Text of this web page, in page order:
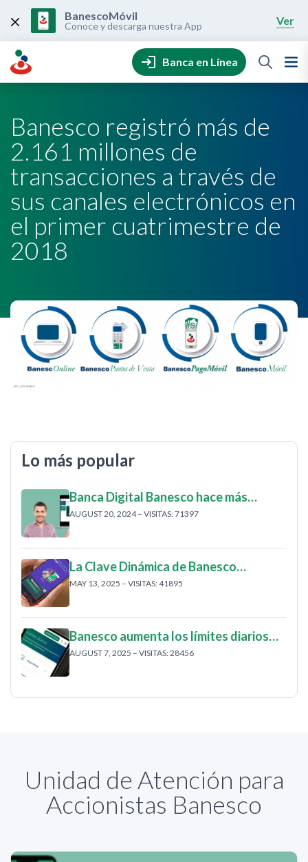
content
BanescoMóvil
Conoce y descarga nuestra App Ver
Banca en Línea
Banesco registró más de
2.161 millones de
transacciones a través de
sus canales electrónicos en
el primer cuatrimestre de
2018
Lo más popular
Banca Digital Banesco hace más…
AUGUST 20, 2024 – VISITAS: 71397
La Clave Dinámica de Banesco…
MAY 13, 2025 – VISITAS: 41895
Banesco aumenta los límites diarios…
AUGUST 7, 2025 – VISITAS: 28456
Unidad de Atención para
Accionistas Banesco